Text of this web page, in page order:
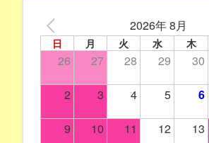
2026年 8月
日 月 火 水 木
26 27 28 29 30
2 3 4 5 6
9 10 11 12 13